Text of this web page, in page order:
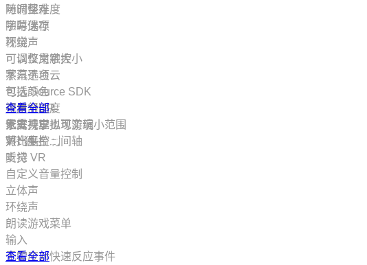
开放世界
在线合作
生存
角色自定义
喜剧
卡通风格
视觉小说
物理
平台游戏
魔法
类 Rogue
2D 平台
轻度 Rogue
沙盒
管理
资源管理
随时保存
字幕选项
环绕声
可以仅用触控
蒸汽平台云
包括 Source SDK
可用 HDR
家庭共享
蒸汽平台时间轴
可调整难度
随时保存
视觉
可调整文字大小
字幕选项
可选颜色
视角舒适度
无需视觉也可游玩
对比度控制
听觉
自定义音量控制
立体声
环绕声
朗读游戏菜单
输入
无需应对快速反应事件
查看全部
依支持虚拟现实缩小范围
VR 独占
支持 VR
查看全部